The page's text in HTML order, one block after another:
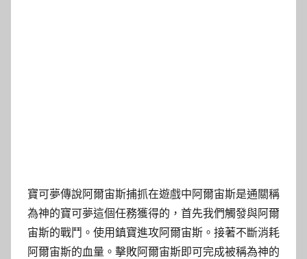
寶可夢傳說阿爾宙斯捕抓在遊戲中阿爾宙斯是通關稱
為神的寶可夢這個任務獲得的，首先我們觸發與阿爾
宙斯的戰鬥。使用鎮寶進攻阿爾宙斯。接著不斷消耗
阿爾宙斯的血量。擊敗阿爾宙斯即可完成被稱為神的